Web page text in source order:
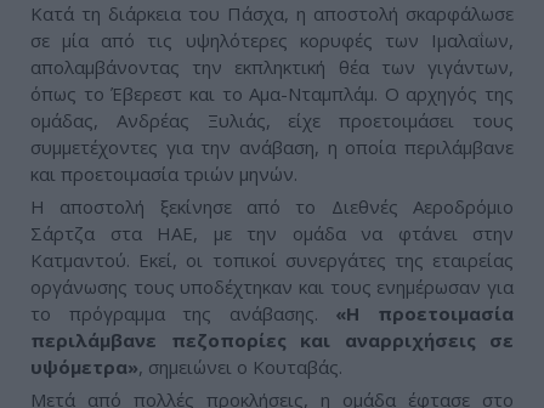
Κατά τη διάρκεια του Πάσχα, η αποστολή σκαρφάλωσε
σε μία από τις υψηλότερες κορυφές των Ιμαλαΐων,
απολαμβάνοντας την εκπληκτική θέα των γιγάντων,
όπως το Έβερεστ και το Αμα-Νταμπλάμ. Ο αρχηγός της
ομάδας, Ανδρέας Ξυλιάς, είχε προετοιμάσει τους
συμμετέχοντες για την ανάβαση, η οποία περιλάμβανε
και προετοιμασία τριών μηνών.
Η αποστολή ξεκίνησε από το Διεθνές Αεροδρόμιο
Σάρτζα στα ΗΑΕ, με την ομάδα να φτάνει στην
Κατμαντού. Εκεί, οι τοπικοί συνεργάτες της εταιρείας
οργάνωσης τους υποδέχτηκαν και τους ενημέρωσαν για
το πρόγραμμα της ανάβασης. «Η προετοιμασία
περιλάμβανε πεζοπορίες και αναρριχήσεις σε
υψόμετρα», σημειώνει ο Κουταβάς.
Μετά από πολλές προκλήσεις, η ομάδα έφτασε στο